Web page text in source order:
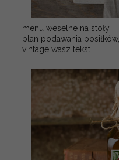
menu weselne na stoły
plan podawania posiłków,
vintage wasz tekst